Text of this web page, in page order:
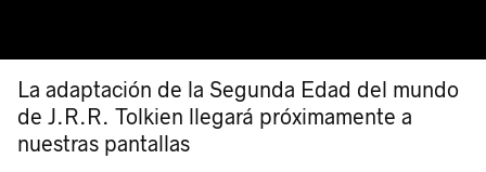
La adaptación de la Segunda Edad del mundo
de J.R.R. Tolkien llegará próximamente a
nuestras pantallas